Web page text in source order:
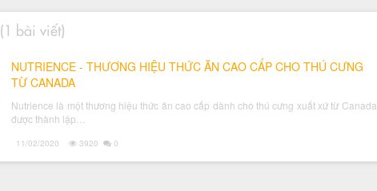
(1 bài viết)
NUTRIENCE - THƯƠNG HIỆU THỨC ĂN CAO CẤP CHO THÚ CƯNG
TỪ CANADA
Nutrience là một thương hiệu thức ăn cao cấp dành cho thú cưng xuất xứ từ Canada,
được thành lập…
11/02/2020 3920 0